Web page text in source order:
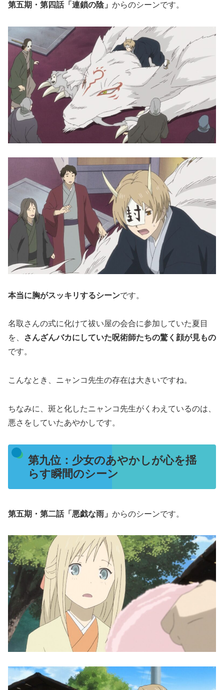
第五期・第四話「連鎖の陰」 からのシーンです。
本当に胸がスッキリするシーンです。
名取さんの式に化けて祓い屋の会合に参加していた夏目
を、
さんざんバカにしていた呪術師たちの驚く顔が見もの
です。
こんなとき、ニャンコ先生の存在は大きいですね。
ちなみに、斑と化したニャンコ先生がくわえているのは、
悪さをしていたあやかしです。
第九位：少女のあやかしが心を揺
らす瞬間のシーン
第五期・第二話「悪戯な雨」 からのシーンです。